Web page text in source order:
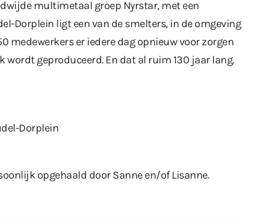
multimetaal groep Nyrstar, met een
Dorplein ligt een van de smelters, in de omgeving
medewerkers er iedere dag opnieuw voor zorgen
geproduceerd. En dat al ruim 130 jaar lang.
Dorplein
opgehaald door Sanne en/of Lisanne.